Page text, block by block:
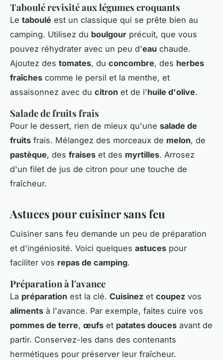
Taboulé revisité aux légumes croquants
Le taboulé est un classique qui se prête bien au
camping. Utilisez du boulgour précuit, que vous
pouvez réhydrater avec un peu d'eau chaude.
Ajoutez des tomates, du concombre, des herbes
fraîches comme le persil et la menthe, et
assaisonnez avec du citron et de l'huile d'olive.
Salade de fruits frais
Pour le dessert, rien de mieux qu'une salade de
fruits frais. Mélangez des morceaux de melon, de
pastèque, des fraises et des myrtilles. Arrosez
d'un filet de jus de citron pour une touche de
fraîcheur.
Astuces pour cuisiner sans feu
Cuisiner sans feu demande un peu de préparation
et d'ingéniosité. Voici quelques astuces pour
faciliter vos repas de camping.
Préparation à l'avance
La préparation est la clé. Cuisinez et coupez vos
aliments à l'avance. Par exemple, faites cuire vos
pommes de terre, œufs et patates douces avant de
partir. Conservez-les dans des contenants
hermétiques pour préserver leur fraîcheur.